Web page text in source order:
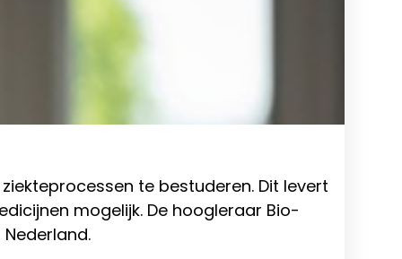
te bestuderen. Dit levert
mogelijk. De hoogleraar Bio-